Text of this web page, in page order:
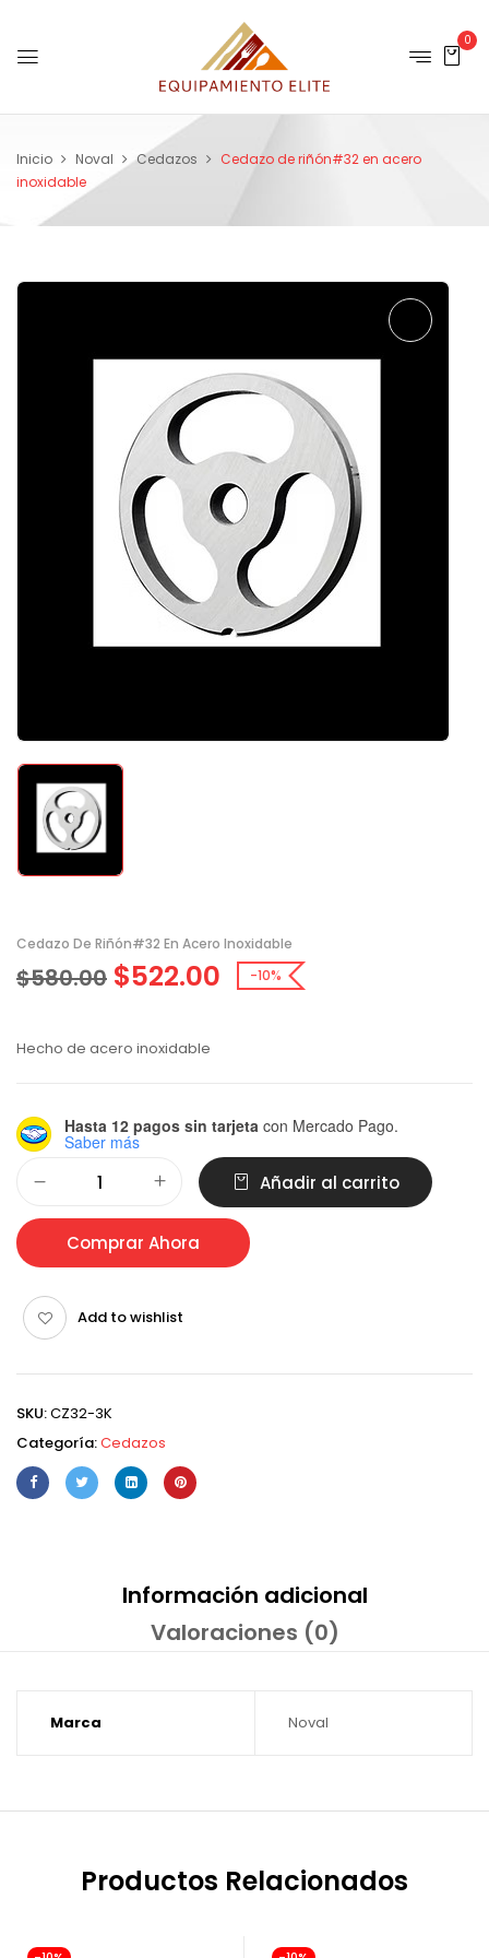
0
Inicio Noval Cedazos
Cedazo de riñón#32 en acero
inoxidable
Cedazo De Riñón#32 En Acero Inoxidable
$580.00 $522.00 -10%
Hecho de acero inoxidable
Hasta 12 pagos sin tarjeta con Mercado Pago.
Saber más
Añadir al carrito
Comprar Ahora
Add to wishlist
SKU:CZ32-3K
Categoría:Cedazos
Información adicional
Valoraciones (0)
Marca Noval
Productos Relacionados